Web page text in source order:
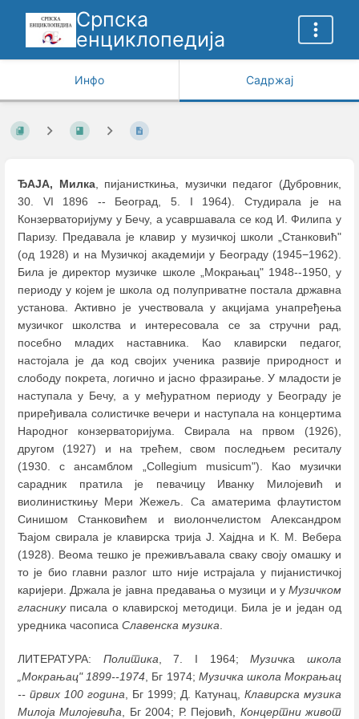
Српска
енциклопедија
Инфо Садржај
ЂАЈА, Милка, пијанисткиња, музички педагог (Дубровник,
30. VI 1896 -- Београд, 5. I 1964). Студирала је на
Конзерваторијуму у Бечу, а усавршавала се код И. Филипа у
Паризу. Предавала је клавир у музичкој школи „Станковић"
(од 1928) и на Музичкој академији у Београду (1945−1962).
Била је директор музичке школе „Мокрањац" 1948--1950, у
периоду у коjeм је школа од полуприватне постала државна
установа. Активно је учествовала у акцијама унапређења
музичког школства и интересовала се за стручни рад,
посебно младих наставника. Као клавирски педагог,
настојала је да код својих ученика развије природност и
слободу покрета, логично и јасно фразирање. У младости је
наступала у Бечу, а у међуратном периоду у Београду је
приређивала солистичке вечери и наступала на концертима
Народног конзерваторијума. Свирала на првом (1926),
другом (1927) и на трећем, свом последњем реситалу
(1930. с ансамблом „Collegium musicum"). Као музички
сарадник пратила је певачицу Иванку Милојевић и
виолинисткињу Мери Жежељ. Са аматерима флаутистом
Синишом Станковићем и виолончелистом Александром
Ђајом свирала је клавирска трија Ј. Хајдна и К. М. Вебера
(1928). Веома тешко је преживљавала сваку своју омашку и
то је био главни разлог што није истрајала у пијанистичкој
каријери. Држала је јавна предавања о музици и у Музичком
гласникуписала о клавирској методици. Била је и један од
уредника часописа Славенска музика.
ЛИТЕРАТУРА: Политика , 7. I 1964;Музичкашкола
„Мокрањац" 1899--1974 , Бг 1974; Музичка школа Мокрањац
-- првих 100 година , Бг 1999; Д. Катунац, Клавирска музика
Милоја Милојевића , Бг 2004; Р. Пејовић, Концертни живот